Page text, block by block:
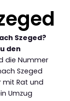
Szeged?
den
die Nummer
Szeged
mit Rat und
Umzug